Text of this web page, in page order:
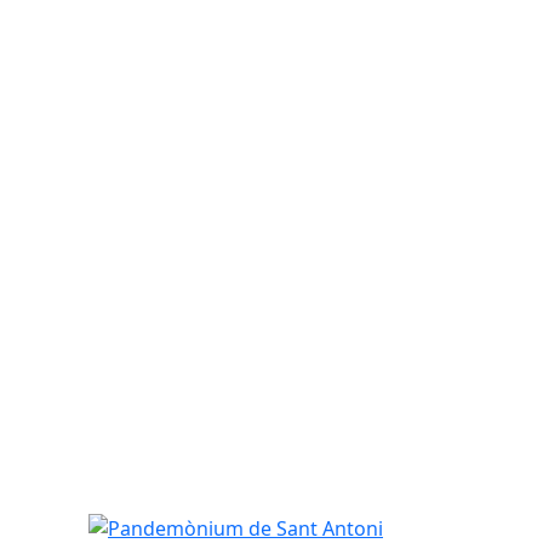
Pandemònium de Sant Antoni